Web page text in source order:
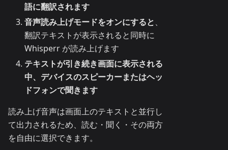
語に翻訳されます
音声読み上げモードをオンにすると、
翻訳テキストが表示されると同時に
Whisperr が読み上げます
テキストが引き続き画面に表示される
中、デバイスのスピーカーまたはヘッ
ドフォンで聞きます
読み上げ音声は画面上のテキストと並行し
て出力されるため、読む・聞く・その両方
を自由に選択できます。